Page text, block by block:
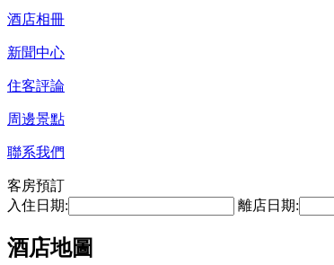
酒店相冊
新聞中心
住客評論
周邊景點
聯系我們
客房預訂
入住日期:
離店日期:
酒店地圖